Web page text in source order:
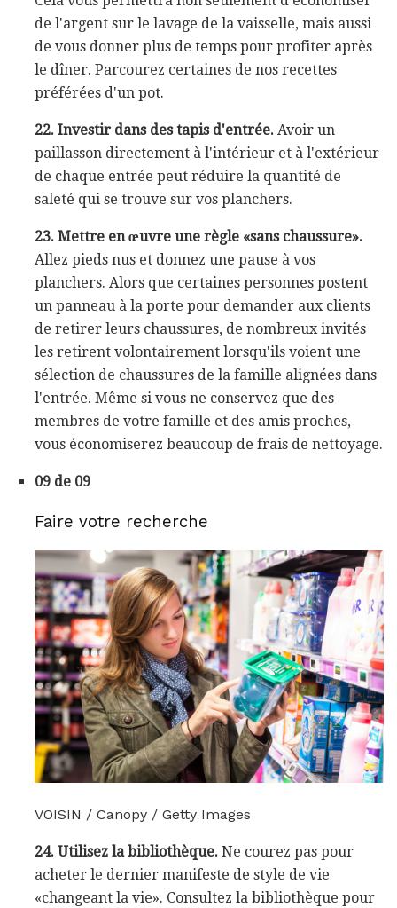
de l'argent sur le lavage de la vaisselle, mais aussi
de vous donner plus de temps pour profiter après
le dîner. Parcourez certaines de nos recettes
préférées d'un pot.
22. Investir dans des tapis d'entrée. Avoir un
paillasson directement à l'intérieur et à l'extérieur
de chaque entrée peut réduire la quantité de
saleté qui se trouve sur vos planchers.
23. Mettre en œuvre une règle «sans chaussure».
Allez pieds nus et donnez une pause à vos
planchers. Alors que certaines personnes postent
un panneau à la porte pour demander aux clients
de retirer leurs chaussures, de nombreux invités
les retirent volontairement lorsqu'ils voient une
sélection de chaussures de la famille alignées dans
l'entrée. Même si vous ne conservez que des
membres de votre famille et des amis proches,
vous économiserez beaucoup de frais de nettoyage.
09 de 09
Faire votre recherche
VOISIN / Canopy / Getty Images
24. Utilisez la bibliothèque. Ne courez pas pour
acheter le dernier manifeste de style de vie
«changeant la vie». Consultez la bibliothèque pour